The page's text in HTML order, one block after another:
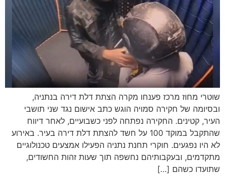
שוטרי מחוז מרכז פענחו מקרה הצתת דלת דירה בנתניה,
ובסיומה של חקירה סמויה הוגש כתב אישום נגד שני תושבי
העיר, קטינים. החקירה נפתחה לפני כשבועיים, לאחר דיווח
שהתקבל במוקד 100 על חשד להצתת דלת דירה בעיר. באירוע
לא היו נפגעים. חוקרי תחנת נתניה הפעילו אמצעים טכנולוגיים
מתקדמים, ובעקבותיהם נחשפה תוך שעות זהות החשודים,
שתועדו כשהם […]